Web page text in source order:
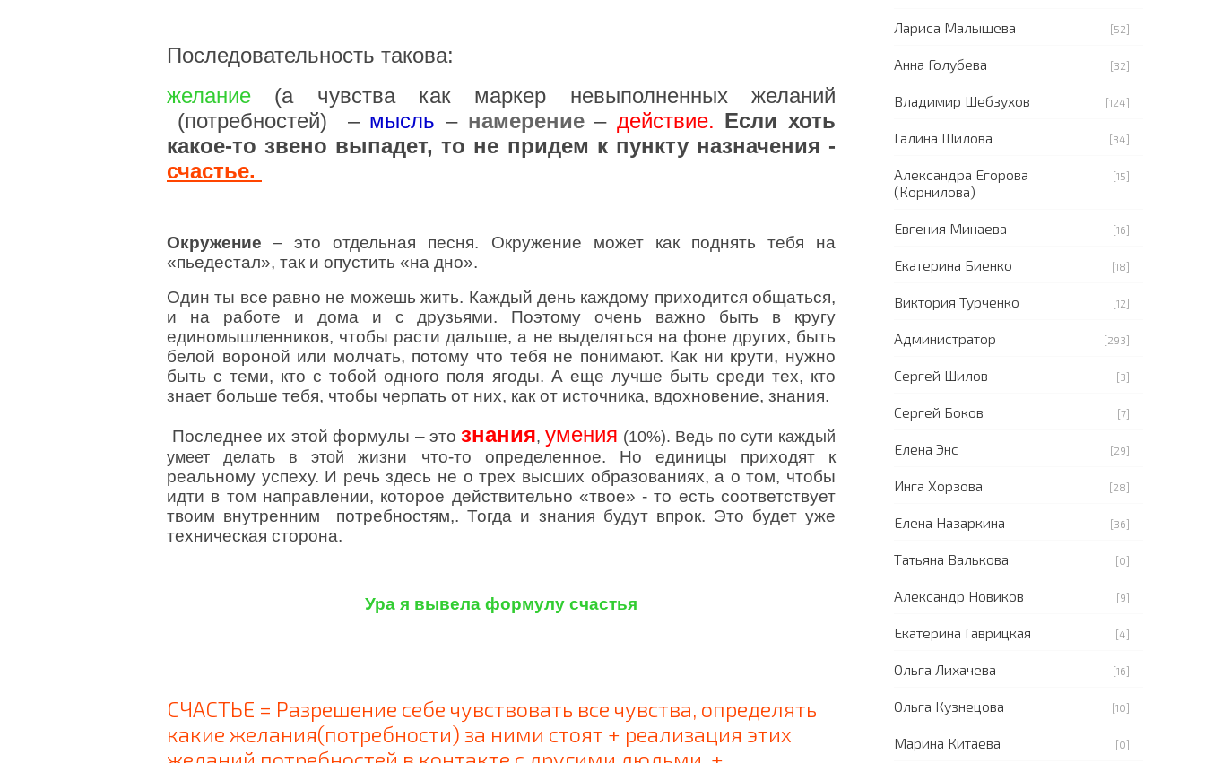
Последовательность такова:
желание (а чувства как маркер невыполненных желаний
(потребностей) – мысль – намерение– действие. Если хоть
какое-то звено выпадет, то не придем к пункту назначения -
счастье.
Окружение
– это отдельная песня. Окружение может как поднять тебя на
«пьедестал», так и опустить «на дно».
Один ты все равно не можешь жить. Каждый день каждому приходится общаться,
и на работе и дома и с друзьями. Поэтому очень важно быть в кругу
единомышленников, чтобы расти дальше, а не выделяться на фоне других, быть
белой вороной или молчать, потому что тебя не понимают. Как ни крути, нужно
быть с теми, кто с тобой одного поля ягоды. А еще лучше быть среди тех, кто
знает больше тебя, чтобы черпать от них, как от источника, вдохновение, знания.
Последнее их этой формулы – это знания,умения (10%). Ведь по сути каждый
умеет делать в этойжизни что-то определенное. Но единицы приходят к
реальному успеху. И речь здесь не о трех высших образованиях, а о том, чтобы
идти в том направлении, которое действительно «твое» - то есть соответствует
твоим внутренним потребностям,. Тогда и знания будут впрок. Это будет уже
техническая сторона.
Ура я вывела формулу счастья
СЧАСТЬЕ = Разрешение себе чувствовать все чувства, определять
какие желания(потребности) за ними стоят + реализация этих
Лариса Малышева [52]
Анна Голубева [32]
Владимир Шебзухов [124]
Галина Шилова [34]
Александра Егорова
(Корнилова)
[15]
Евгения Минаева [16]
Екатерина Биенко [18]
Виктория Турченко [12]
Администратор [293]
Сергей Шилов [3]
Сергей Боков [7]
Елена Энс [29]
Инга Хорзова [28]
Елена Назаркина [36]
Татьяна Валькова [0]
Александр Новиков [9]
Екатерина Гаврицкая [4]
Ольга Лихачева [16]
Ольга Кузнецова [10]
Марина Китаева [0]